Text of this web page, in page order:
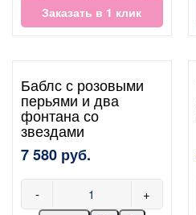
Заказать в 1 клик
Баблс с розовыми
перьями и два
фонтана со
звездами
7 580 руб.
- +